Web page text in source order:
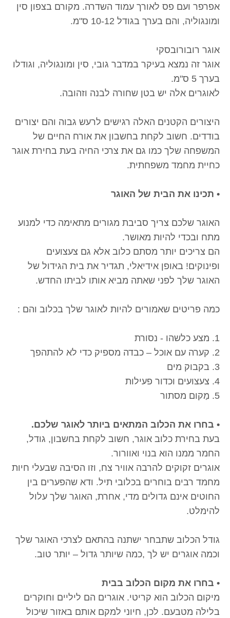
אפרפר ועם פס לאורך עמוד השדרה. מקורם בצפון סין
ומונגוליה, והם בערך בגודל 10-12 ס"מ.
אוגר רובורובסקי
אוגר זה נמצא בעיקר במדבר גובי, סין ומונגוליה, וגודלו
בערך 5 ס"מ.
לאוגרים אלה יש בטן שחורה לבנה וזהובה.
היצורים הקטנים האלה רגישים לרעש גבוה והם יצורים
בודדים. חשוב לקחת בחשבון את אורח החיים של
המשפחה שלך כמו גם את צרכי החיה בעת בחירת אוגר
כחיית מחמד משפחתית.
• תכינו את הבית של האוגר
האוגר שלכם צריך סביבת מגורים מתאימה כדי למנוע
מתח ובכדי להיות מאושר.
הם צריכים יותר מסתם כלוב אלא גם צעצועים
ופינוקים! באופן אידיאלי, תגדיר את בית הגידול של
האוגר שלך לפני שאתה מביא אותו לביתו החדש.
כמה פריטים שאמורים להיות לאוגר שלך בכלוב והם :
1. מצע כלשהו - נסורת
2. קערה עם אוכל – כבדה מספיק כדי לא להתהפך
3. בקבוק מים
4. צעצועים וכדור פעילות
5. מַקום מסתור
• בחרו את הכלוב המתאים ביותר לאוגר שלכם.
בעת בחירת כלוב אוגר, חשוב לקחת בחשבון, גודל,
החמר ממנו הוא בנוי ואוורור.
אוגרים זקוקים להרבה אוויר צח, וזו הסיבה שבעלי חיות
מחמד רבים בוחרים בכלובי תיל. ודא שהפערים בין
החוטים אינם גדולים מדי, אחרת, האוגר שלך עלול
להימלט.
גודל הכלוב שתבחר ישתנה בהתאם לצרכי האוגר שלך
וכמה אוגרים יש לך ,כמה שיותר גדול – יותר טוב.
• בחרו את מקום הכלוב בבית
מיקום הכלוב הוא קריטי. אוגרים הם ליליים וחוקרים
בלילה מטבעם. לכן, חיוני למקם אותם באזור שיכול